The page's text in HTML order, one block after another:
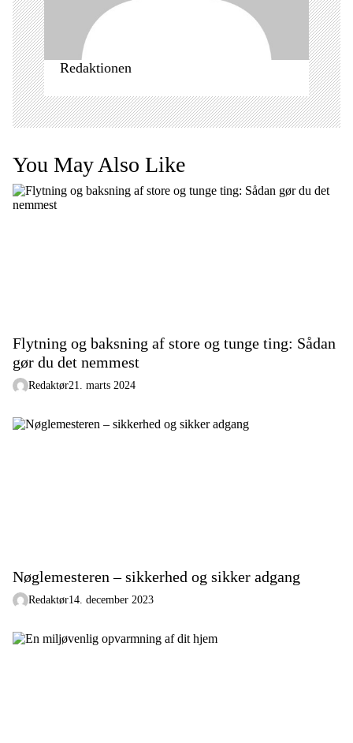
Redaktionen
You May Also Like
Flytning og baksning af store og tunge ting: Sådan
gør du det nemmest
Redaktør21. marts 2024
Nøglemesteren – sikkerhed og sikker adgang
Redaktør14. december 2023